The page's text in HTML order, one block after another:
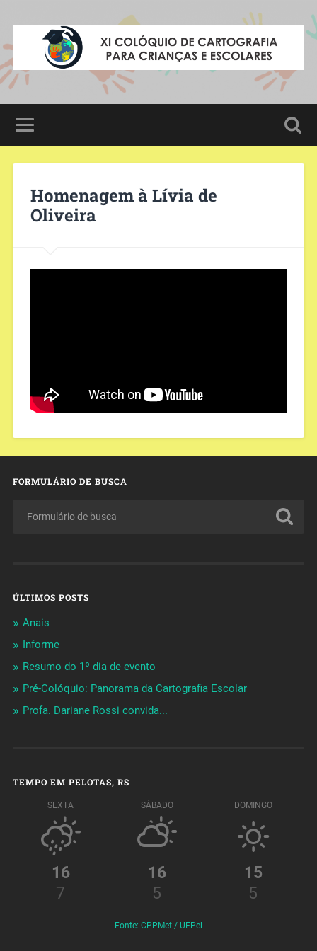
Homenagem à Lívia de
Oliveira
FORMULÁRIO DE BUSCA
ÚLTIMOS POSTS
Anais
Informe
Resumo do 1º dia de evento
Pré-Colóquio: Panorama da Cartografia Escolar
Profa. Dariane Rossi convida...
TEMPO EM PELOTAS, RS
SEXTA
16
7
SÁBADO
16
5
DOMINGO
15
5
Fonte: CPPMet / UFPel